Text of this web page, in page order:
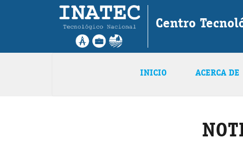
Centro
INICIO ACERCA DE